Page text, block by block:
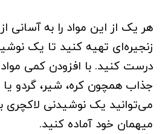
هر یک از این مواد را به آسانی
زنجیره‌ای تهیه کنید تا یک
درست کنید. با افزودن کمی مواد
جذاب همچون کره، شیر، گردو
می‌توانید یک نوشیدنی لاکچری
میهمان خود آماده کنید.